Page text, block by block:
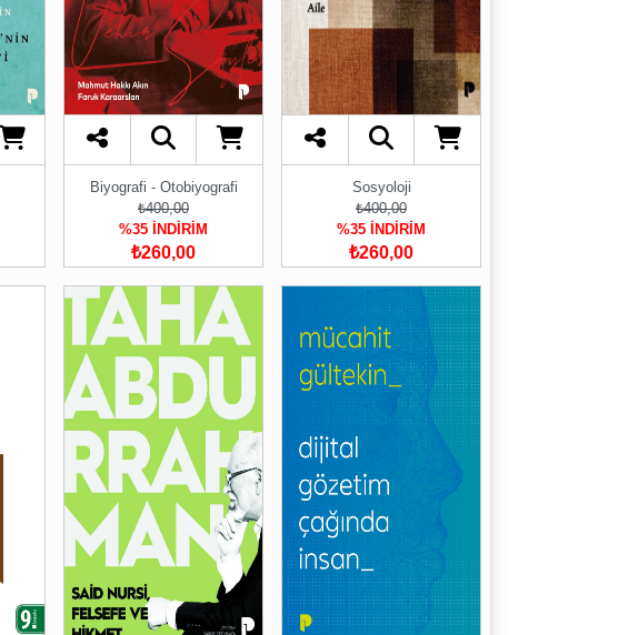
Biyografi - Otobiyografi
₺400,00
%35 İNDİRİM
₺260,00
Sosyoloji
₺400,00
%35 İNDİRİM
₺260,00